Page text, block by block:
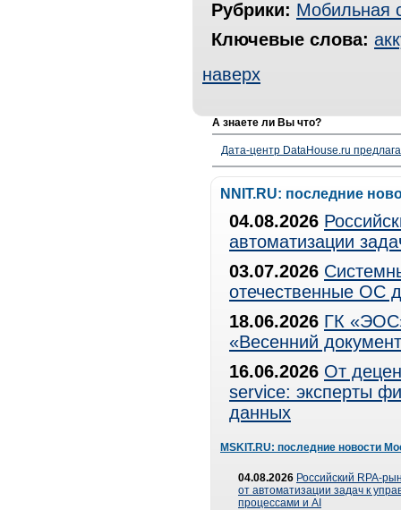
Рубрики: Мобильная
Ключевые слова:
наверх
А знаете ли Вы что?
Дата-центр DataHouse.ru
NNIT.RU: последние
04.08.2026
автоматизации
03.07.2026
отечественные ОС
18.06.2026 ГК
«Весенний
16.06.2026 От
service: эксперты
данных
MSKIT.RU: последние новости
04.08.2026 Российский RPA-
от автоматизации задач к
процессами и AI